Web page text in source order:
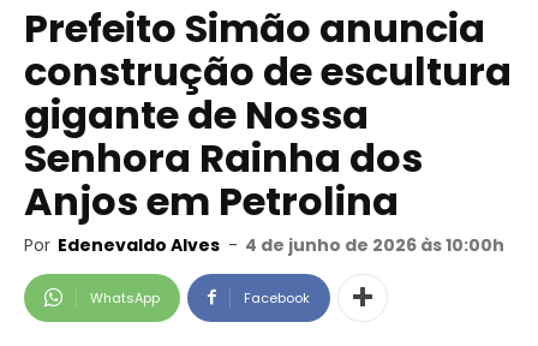
Prefeito Simão anuncia
construção de escultura
gigante de Nossa
Senhora Rainha dos
Anjos em Petrolina
Por Edenevaldo Alves - 4 de junho de 2026 às 10:00h
WhatsApp Facebook